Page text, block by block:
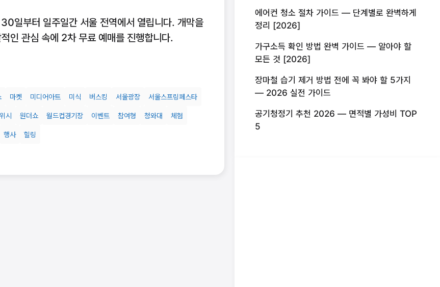
일부터 일주일간 서울 전역에서 열립니다. 개막을
관심 속에 2차 무료 예매를 진행합니다.
마켓 미디어아트 미식 버스킹 서울광장 서울스프링페스타
시 원더쇼 월드컵경기장 이벤트 참여형 청와대 체험
행사
힐링
에어컨 청소 절차 가이드 — 단계별로 완벽하게
정리 [2026]
가구소득 확인 방법 완벽 가이드 — 알아야 할
모든 것 [2026]
장마철 습기 제거 방법 전에 꼭 봐야 할 5가지
— 2026 실전 가이드
공기청정기 추천 2026 — 면적별 가성비 TOP
5